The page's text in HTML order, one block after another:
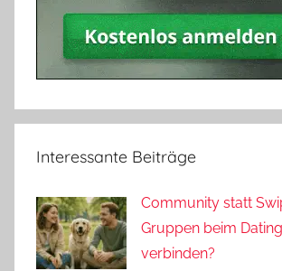
Interessante Beiträge
Community statt
Gruppen beim
verbinden?